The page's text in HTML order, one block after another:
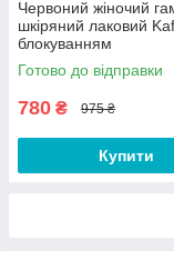
Червоний жіночий
шкіряний лаковий
блокуванням
Готово до відправки
780 ₴ 975 ₴
Купити